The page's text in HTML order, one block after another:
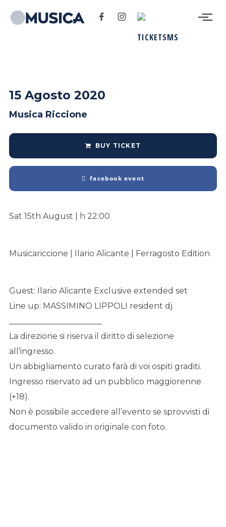
15 Agosto 2020
Musica Riccione
BUY TICKET
facebook event
Sat 15th August | h 22:00
Musicariccione | Ilario Alicante | Ferragosto Edition
Guest: Ilario Alicante Exclusive extended set
Line up: MASSIMINO LIPPOLI resident dj
La direzione si riserva il diritto di selezione
all’ingresso.
Un abbigliamento curato farà di voi ospiti graditi.
Ingresso riservato ad un pubblico maggiorenne
(+18).
Non è possibile accedere all’evento se sprovvisti di
documento valido in originale con foto.